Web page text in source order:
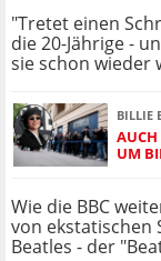
"Tretet einen
die 20-Jährige -
sie schon wieder
BILLIE
AUCH
UM
Wie die BBC
von ekstatischen
Beatles - der